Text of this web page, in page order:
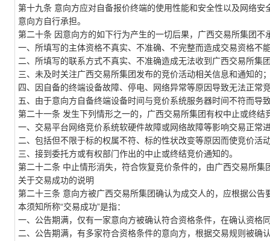
第十九条 意向方应对自备报价终端的使用性能和安全性以及网络
意向方自行承担。
第二十条 因意向方的如下行为产生的一切后果， 广西交易所集团不
一、所填写的主体资格不真实、不准确、不完整而造成交易资格不
二、所填写的联系方式不真实、不准确造成无法收到 广西交易所集
三、未及时关注广西交易所集团发布的竞价活动相关信息和通知的
四、因自备的终端设备故障、停电、网络异常等原因导致无法正常
五、由于意向方自备终端设备时间与竞价系统服务器时间不符而导
第二十一条 发生下列情形之一的， 广西交易所集团有权中止或终结
一、交易平台网络竞价系统软硬件故障或网络故障等影响交易正常
二、包括但不限于标的权属不符、标的性状改变等原因而使竞价活
三、接到委托方或有权部门作出的中止或终结竞价通知的。
第二十二条 中止情形消失，符合恢复竞价条件的，由广西交易所集
关于交易成功的说明
第二十三条 意向方被广西交易所集团确认为成交人的，应根据公告
本须知所称“交易成功”是指：
一、 公告期满， 仅有一家意向方被确认符合资格条件，在确认资格
二、 公告期满，有多家符合资格条件的意向方，根据交易规则被确